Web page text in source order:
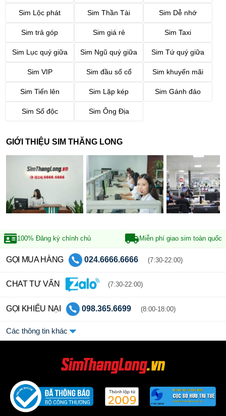
Sim Lộc phát Sim Thần Tài Sim Dễ nhớ
Sim trả góp Sim giá rẻ Sim Taxi
Sim Lục quý giữa Sim Ngũ quý giữa Sim Tứ quý giữa
Sim VIP Sim đầu số cổ Sim khuyến mãi
Sim Tiến lên Sim Lặp kép Sim Gánh đảo
Sim Số độc Sim Ông Địa
GIỚI THIỆU SIM THĂNG LONG
100% Đăng ký chính chủ Miễn phí giao sim toàn quốc
GỌI MUA HÀNG 024.6666.6666 (7:30-22:00)
CHAT TƯ VẤN (7:30-22:00)
GỌI KHIẾU NẠI 098.365.6699 (8:00-18:00)
Các thông tin khác